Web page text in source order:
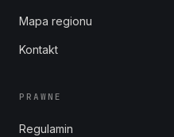
Mapa regionu
Kontakt
PRAWNE
Regulamin